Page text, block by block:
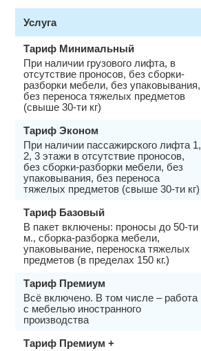
Услуга
Тариф Минимальный
При наличии грузового лифта, в
отсутствие проносов, без сборки-
разборки мебели, без упаковывания,
без переноса тяжелых предметов
(свыше 30-ти кг)
Тариф Эконом
При наличии пассажирского лифта 1,
2, 3 этажи в отсутствие проносов,
без сборки-разборки мебели, без
упаковывания, без переноса
тяжелых предметов (свыше 30-ти кг)
Тариф Базовый
В пакет включены: проносы до 50-ти
м., сборка-разборка мебели,
упаковывание, переноска тяжелых
предметов (в пределах 150 кг.)
Тариф Премиум
Всё включено. В том числе – работа
с мебелью иностранного
производства
Тариф Премиум +